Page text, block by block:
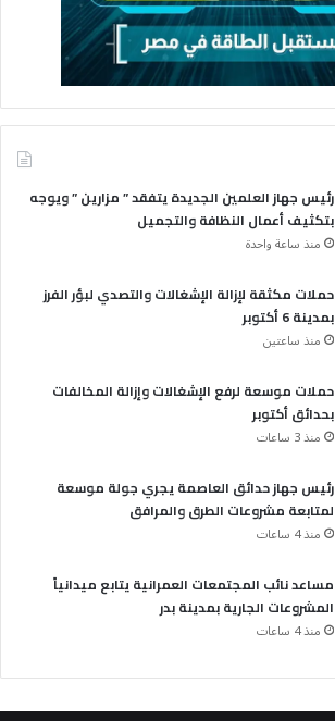
رئيس جهاز العلمين الجديدة يتفقد ” مزارين ” ويوجه
بتكثيف أعمال النظافة والتجميل
منذ ساعة واحدة
حملات مكثقة لإزالة الإشغالات والتصدي لبؤر الفرز
بمدينة 6 أكتوبر
منذ ساعتين
حملات موسعة لرفع الإشغالات وإزالة المخالفات
بحدائق أكتوبر
منذ 3 ساعات
رئيس جهاز حدائق العاصمة يجري جولة موسعة
لمتابعة مشروعات الطرق والمرافق
منذ 4 ساعات
مساعد نائب المجتمعات العمرانية يتابع ميدانياً
المشروعات الجارية بمدينة بدر
منذ 4 ساعات